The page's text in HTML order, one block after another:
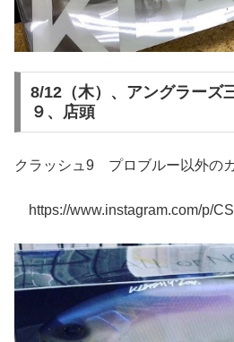
8/12（木）、アングラーズ
９、店頭
クラッシュ9 プロブルー以外の
https://www.instagram.com/p/